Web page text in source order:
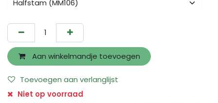
Aan winkelmandje toevoegen
Toevoegen aan verlanglijst
Niet op voorraad